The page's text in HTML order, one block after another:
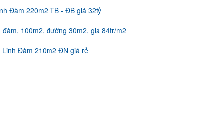
Đàm 220m2 TB - ĐB giá 32tỷ
đàm, 100m2, đường 30m2, giá 84tr/m2
Linh Đàm 210m2 ĐN giá rẻ